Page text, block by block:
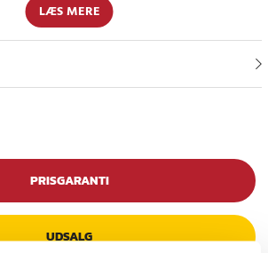
55 dele og forestiller Red Bull RB19 i skala
børn fra 8 år og er et sjovt valg for alle, der
og radiostyrede modeller.
inspireret af Red Bull RB19 og gør
køre med og have stående i
batterier: 3 batterier til bilen og 2
LÆS MERE
PRISGARANTI
UDSALG